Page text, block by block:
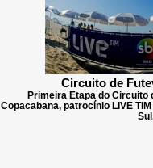
Circuito de
Primeira Etapa do Circuito
Copacabana, patrocínio LIVE